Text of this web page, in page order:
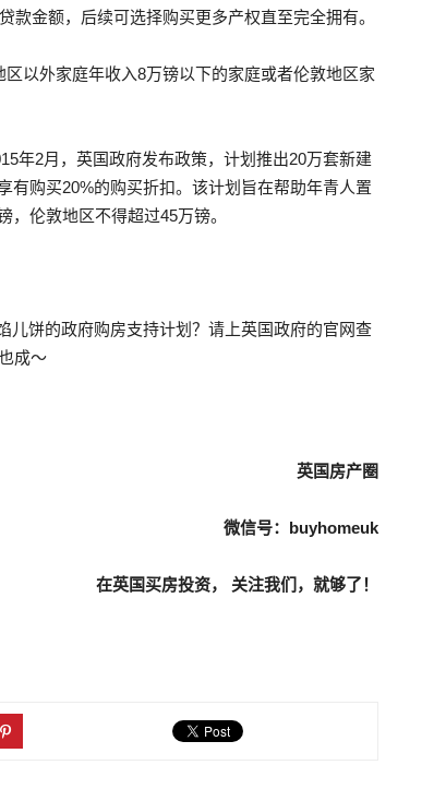
款金额，后续可选择购买更多产权直至完全拥有。
以外家庭年收入8万镑以下的家庭或者伦敦地区家
年2月，英国政府发布政策，计划推出20万套新建
有购买20%的购买折扣。该计划旨在帮助年青人置
伦敦地区不得超过45万镑。
儿饼的政府购房支持计划？请上英国政府的官网查
成～
英国房产圈
微信号：buyhomeuk
在英国买房投资， 关注我们，就够了！